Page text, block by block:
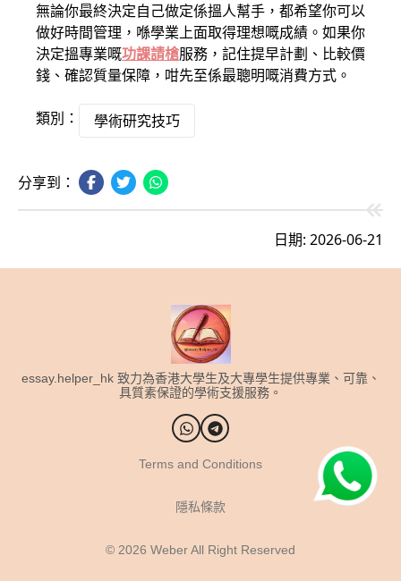
無論你最終決定自己做定係搵人幫手，都希望你可以
做好時間管理，喺學業上面取得理想嘅成績。如果你
決定搵專業嘅功課請槍服務，記住提早計劃、比較價
錢、確認質量保障，咁先至係最聰明嘅消費方式。
類別： 學術研究技巧
分享到：
日期: 2026-06-21
essay.helper_hk 致力為香港大學生及大專學生提供專業、可靠、
具質素保證的學術支援服務。
Terms and Conditions
隱私條款
© 2026 Weber All Right Reserved